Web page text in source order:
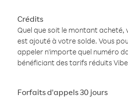
Crédits
Quel que soit le montant
est ajouté à votre solde. Vous
appeler n'importe quel numéro
bénéficiant des tarifs réduits
Forfaits d'appels 30 jours